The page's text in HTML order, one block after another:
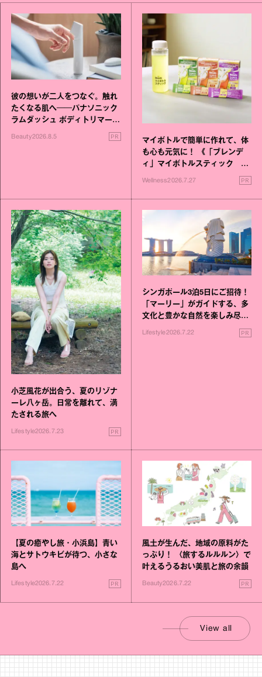
彼の想いが二人をつなぐ。触れ
たくなる肌へ──パナソニック
ラムダッシュ ボディトリマーが
Beauty2026.8.5 PR
マイボトルで簡単に作れて、体
も心も元気に！ 《「ブレンデ
ィ」マイボトルスティック い
いこと毎日》シリーズが誕生
Wellness2026.7.27 PR
小芝風花が出合う、夏のリゾナ
ーレ八ヶ岳。日常を離れて、満
たされる旅へ
Lifestyle2026.7.23 PR
シンガポール3泊5日にご招待！
「マーリー」がガイドする、多
文化と豊かな自然を楽しみ尽く
Lifestyle2026.7.22 PR
【夏の癒やし旅・小浜島】青い
海とサトウキビが待つ、小さな
島へ
Lifestyle2026.7.22 PR
風土が生んだ、地域の原料がた
っぷり！ 〈旅するルルルン〉で
叶えるうるおい美肌と旅の余韻
Beauty2026.7.22 PR
View all